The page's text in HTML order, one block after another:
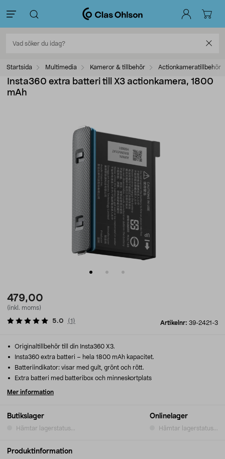
Startsida Multimedia Kameror & tillbehör Actionkameratillbehör
Insta360 extra batteri till X3 actionkamera, 1800
mAh
479,00
(inkl. moms)
Artikelnr: 39-2421-3
5.0 (1 )
Butikslager
Hämtar lagerstatus...
Onlinelager
Hämtar lagerstatus...
Originaltillbehör till din Insta360 X3.
Insta360 extra batteri – hela 1800 mAh kapacitet.
Batteriindikator: visar med gult, grönt och rött.
Extra batteri med batteribox och minneskortplats
Mer information
Produktinformation